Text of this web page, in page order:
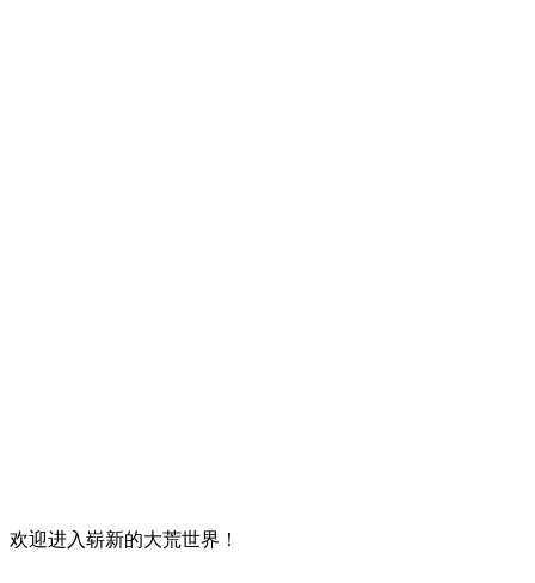
欢迎进入崭新的大荒世界！